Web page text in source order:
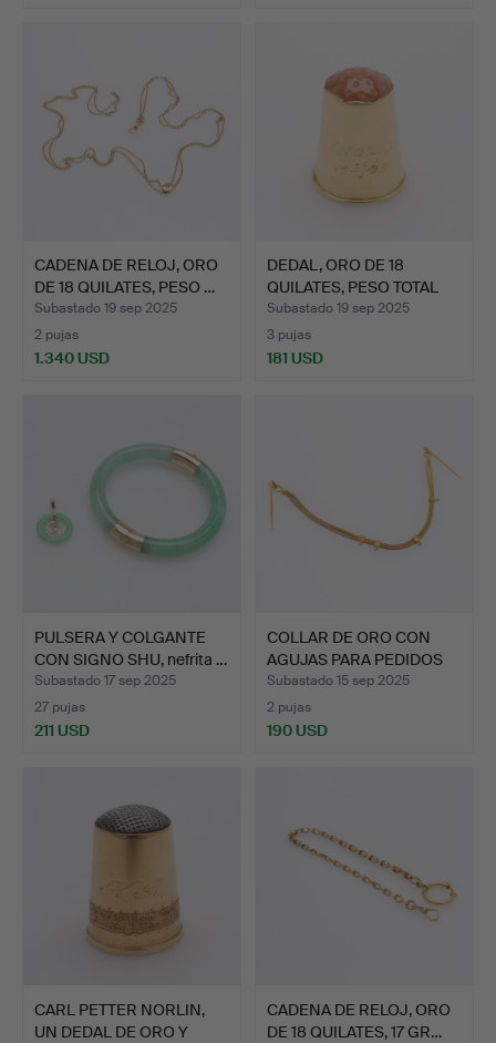
CADENA DE RELOJ, ORO
DE 18 QUILATES, PESO …
Subastado 19 sep 2025
2 pujas
1.340 USD
DEDAL, ORO DE 18
QUILATES, PESO TOTAL
APRO…
Subastado 19 sep 2025
3 pujas
181 USD
PULSERA Y COLGANTE
CON SIGNO SHU, nefrita …
Subastado 17 sep 2025
27 pujas
211 USD
COLLAR DE ORO CON
AGUJAS PARA PEDIDOS
EN M…
Subastado 15 sep 2025
2 pujas
190 USD
CARL PETTER NORLIN,
UN DEDAL DE ORO Y
CADENA DE RELOJ, ORO
DE 18 QUILATES, 17 GR…